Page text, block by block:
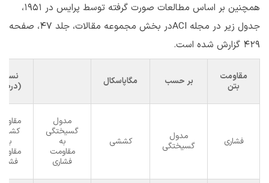
همچنین بر اساس مطالعات صورت گرفته توسط پرایس در 1951،
جدول زیر در مجله ACIدر بخش مجموعه مقالات، جلد ۴۷، صفحه
۴۲۹ گزارش شده است.
مقاومت
بتن
بر حسب مگاپاسکال
فشاری
مدول
گسیختگی
کششی
مدول
گسیختگی
به
مقاومت
فشاری
به